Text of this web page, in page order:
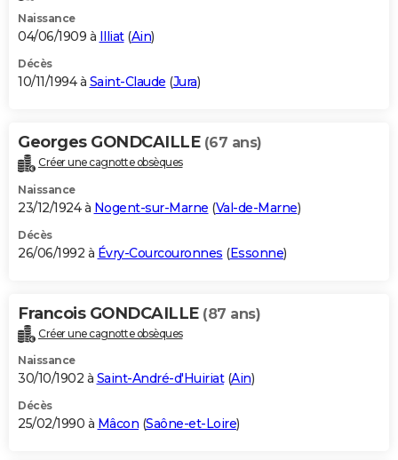
Naissance
04/06/1909 à Illiat(Ain)
Décès
10/11/1994 à Saint-Claude (Jura)
Georges GONDCAILLE (67 ans)
Créer une cagnotte obsèques
Naissance
23/12/1924 à Nogent-sur-Marne (Val-de-Marne)
Décès
26/06/1992 à Évry-Courcouronnes (Essonne)
Francois GONDCAILLE (87 ans)
Créer une cagnotte obsèques
Naissance
30/10/1902 à Saint-André-d'Huiriat(Ain)
Décès
25/02/1990 à Mâcon (Saône-et-Loire)